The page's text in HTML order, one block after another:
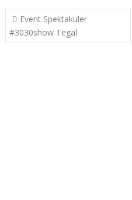
Post
navigation
Event Spektakuler
#3030show Tegal